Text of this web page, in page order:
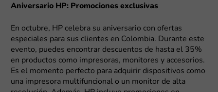
Aniversario HP: Promociones exclusivas
En octubre, HP celebra su aniversario con ofertas
especiales para sus clientes en Colombia. Durante este
evento, puedes encontrar descuentos de hasta el 35%
en productos como impresoras, monitores y accesorios.
Es el momento perfecto para adquirir dispositivos como
una impresora multifuncional o un monitor de alta